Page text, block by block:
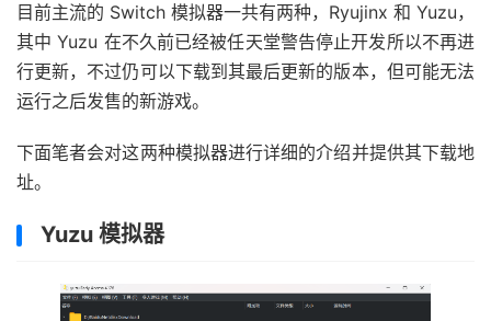
目前主流的 Switch 模拟器一共有两种，Ryujinx 和 Yuzu，
其中 Yuzu 在不久前已经被任天堂警告停止开发所以不再进
行更新，不过仍可以下载到其最后更新的版本，但可能无法
运行之后发售的新游戏。
下面笔者会对这两种模拟器进行详细的介绍并提供其下载地
址。
Yuzu 模拟器